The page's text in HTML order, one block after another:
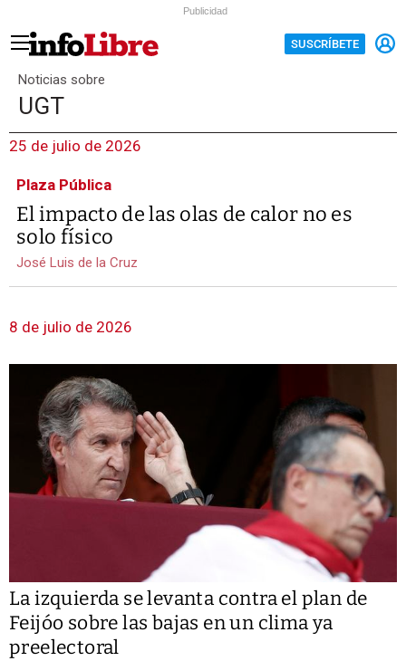
Publicidad
SUSCRÍBETE
Noticias sobre
UGT
25 de julio de 2026
Plaza Pública
El impacto de las olas de calor no es
solo físico
José Luis de la Cruz
8 de julio de 2026
La izquierda se levanta contra el plan de
Feijóo sobre las bajas en un clima ya
preelectoral